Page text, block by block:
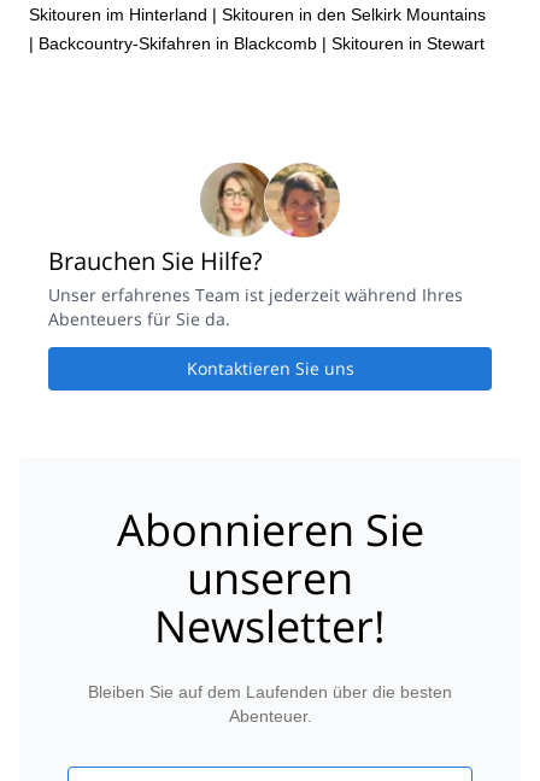
Skitouren im Hinterland | Skitouren in den Selkirk Mountains
| Backcountry-Skifahren in Blackcomb | Skitouren in Stewart
Brauchen Sie Hilfe?
Unser erfahrenes Team ist jederzeit während Ihres
Abenteuers für Sie da.
Kontaktieren Sie uns
Abonnieren Sie
unseren
Newsletter!
Bleiben Sie auf dem Laufenden über die besten
Abenteuer.